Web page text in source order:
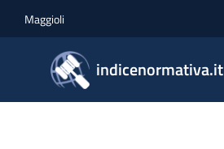
Maggioli
indicenormativa.it